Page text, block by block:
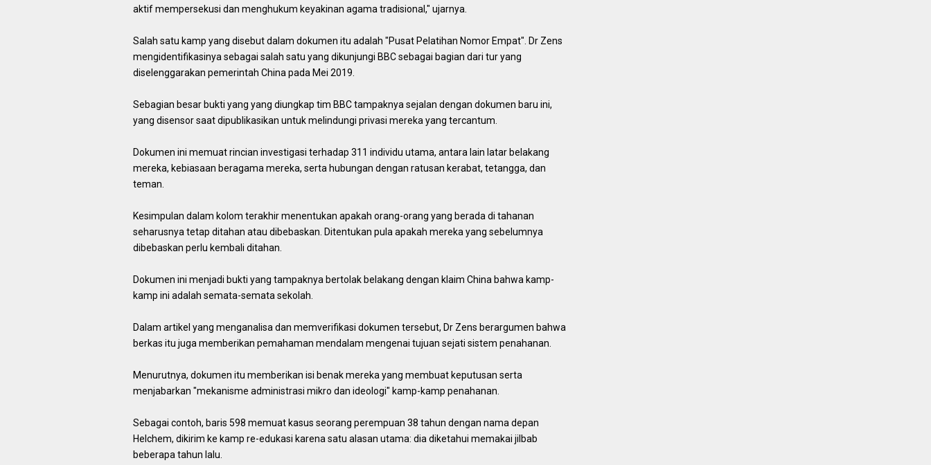
aktif mempersekusi dan menghukum keyakinan agama tradisional," ujarnya.
Salah satu kamp yang disebut dalam dokumen itu adalah "Pusat Pelatihan Nomor Empat". Dr Zens
mengidentifikasinya sebagai salah satu yang dikunjungi BBC sebagai bagian dari tur yang
diselenggarakan pemerintah China pada Mei 2019.
Sebagian besar bukti yang yang diungkap tim BBC tampaknya sejalan dengan dokumen baru ini,
yang disensor saat dipublikasikan untuk melindungi privasi mereka yang tercantum.
Dokumen ini memuat rincian investigasi terhadap 311 individu utama, antara lain latar belakang
mereka, kebiasaan beragama mereka, serta hubungan dengan ratusan kerabat, tetangga, dan
teman.
Kesimpulan dalam kolom terakhir menentukan apakah orang-orang yang berada di tahanan
seharusnya tetap ditahan atau dibebaskan. Ditentukan pula apakah mereka yang sebelumnya
dibebaskan perlu kembali ditahan.
Dokumen ini menjadi bukti yang tampaknya bertolak belakang dengan klaim China bahwa kamp-
kamp ini adalah semata-semata sekolah.
Dalam artikel yang menganalisa dan memverifikasi dokumen tersebut, Dr Zens berargumen bahwa
berkas itu juga memberikan pemahaman mendalam mengenai tujuan sejati sistem penahanan.
Menurutnya, dokumen itu memberikan isi benak mereka yang membuat keputusan serta
menjabarkan "mekanisme administrasi mikro dan ideologi" kamp-kamp penahanan.
Sebagai contoh, baris 598 memuat kasus seorang perempuan 38 tahun dengan nama depan
Helchem, dikirim ke kamp re-edukasi karena satu alasan utama: dia diketahui memakai jilbab
beberapa tahun lalu.